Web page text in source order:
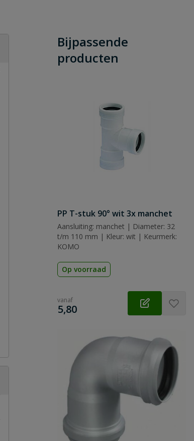
Bijpassende
producten
PP T-stuk 90° wit 3x manchet
Aansluiting: manchet | Diameter: 32
t/m 110 mm | Kleur: wit | Keurmerk:
KOMO
Op voorraad
vanaf
€
5,80